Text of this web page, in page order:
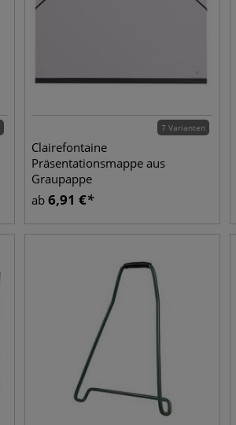
7 Varianten
Clairefontaine
Präsentationsmappe aus
Graupappe
ab 6,91 €